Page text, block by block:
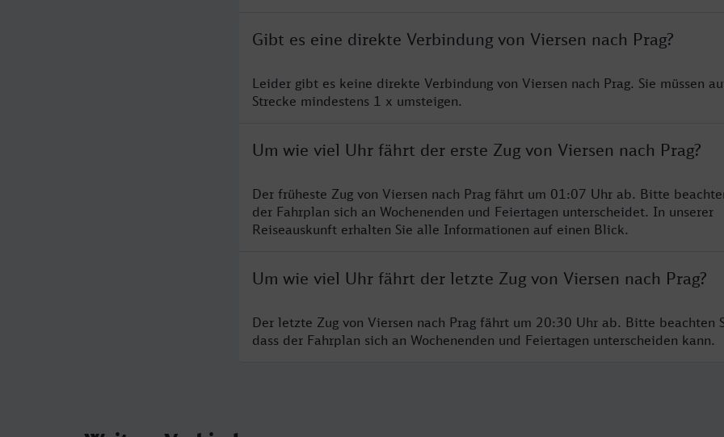
Gibt es eine direkte Verbindung von Viersen nach Prag?
Leider gibt es keine direkte Verbindung von Viersen nach Prag. Sie müssen
Strecke mindestens 1 x umsteigen.
Um wie viel Uhr fährt der erste Zug von Viersen nach Prag?
Der früheste Zug von Viersen nach Prag fährt um 01:07 Uhr ab. Bitte
der Fahrplan sich an Wochenenden und Feiertagen unterscheidet. In unserer
Reiseauskunft erhalten Sie alle Informationen auf einen Blick.
Um wie viel Uhr fährt der letzte Zug von Viersen nach Prag?
Der letzte Zug von Viersen nach Prag fährt um 20:30 Uhr ab. Bitte beachten
dass der Fahrplan sich an Wochenenden und Feiertagen unterscheiden kann.